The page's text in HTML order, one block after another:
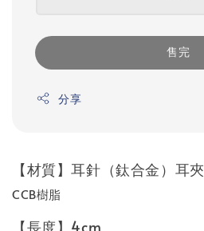
售完
分享
【材質】耳針（鈦合金）耳夾
CCB樹脂
【長度】4cm